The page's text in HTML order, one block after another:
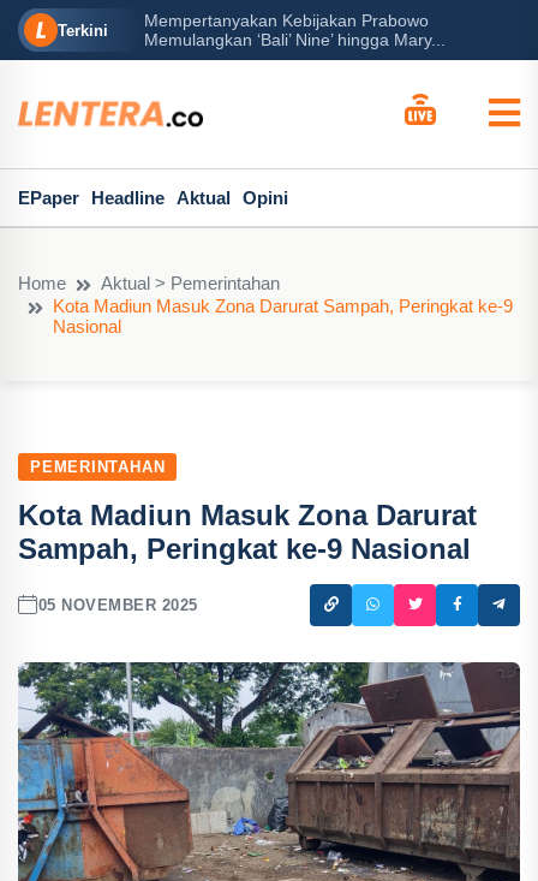
Terkini
Mempertanyakan Kebijakan Prabowo
Memulangkan ‘Bali’ Nine’ hingga Mary...
EPaper Headline Aktual Opini
Home
Aktual > Pemerintahan
Kota Madiun Masuk Zona Darurat Sampah, Peringkat ke-9
Nasional
PEMERINTAHAN
Kota Madiun Masuk Zona Darurat
Sampah, Peringkat ke-9 Nasional
05 NOVEMBER 2025